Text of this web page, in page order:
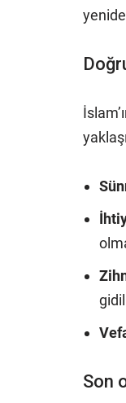
Son